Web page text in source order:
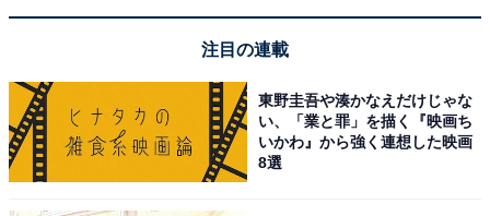
注目の連載
東野圭吾や湊かなえだけじゃな
い、「業と罪」を描く『映画ち
いかわ』から強く連想した映画
8選